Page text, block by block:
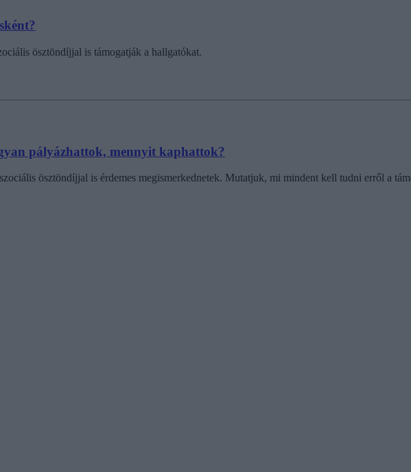
ösztöndíjjal is támogatják a hallgatókat.
pályázhattok, mennyit kaphattok?
ösztöndíjjal is érdemes megismerkednetek. Mutatjuk, mi mindent kell tudni erről a